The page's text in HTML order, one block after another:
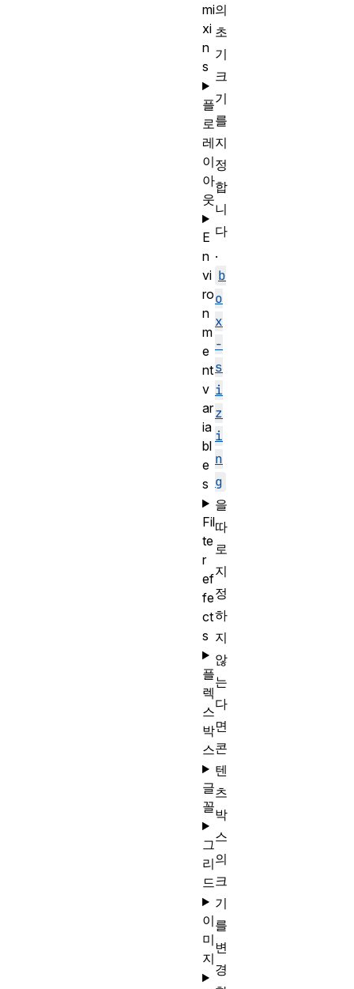
의
초
기
크
기
를
지
정
합
니
다
.
b
o
x
-
s
i
z
i
n
g
을
따
로
지
정
하
지
않
는
다
면
콘
텐
츠
박
스
의
크
기
를
변
경
mi
xi
n
s
플
로
레
이
아
웃
E
n
vi
ro
n
m
e
nt
v
ar
ia
bl
e
s
Fil
te
r
ef
fe
ct
s
플
렉
스
박
스
글
꼴
그
리
드
이
미
지